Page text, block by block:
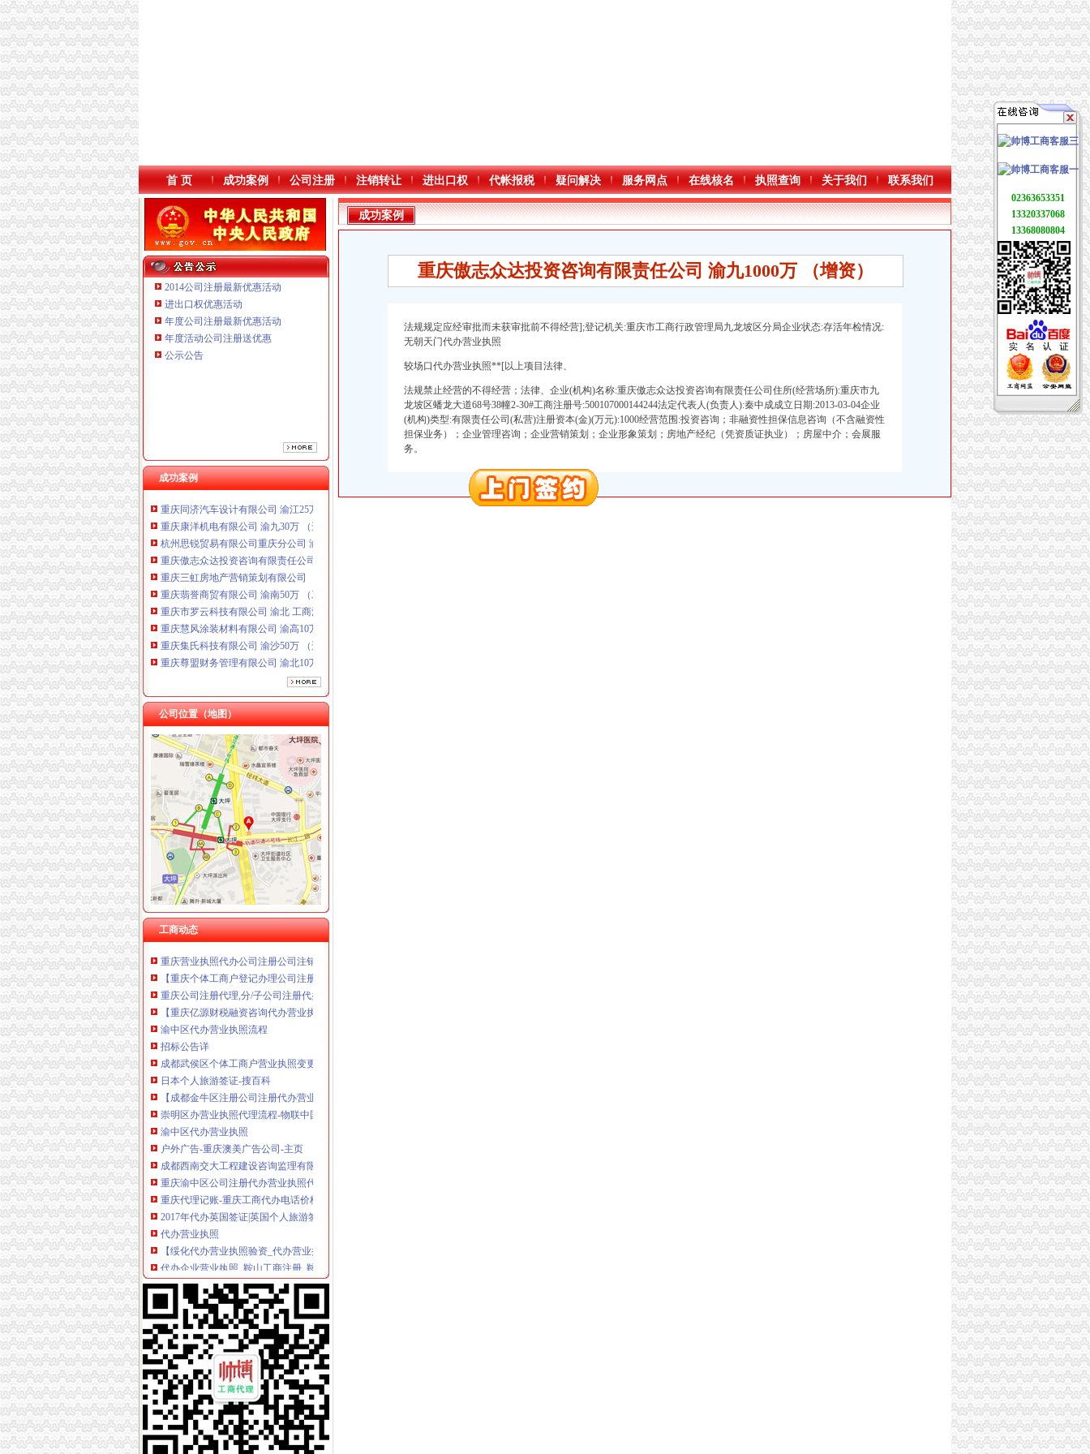
首 页 成功案例 公司注册 注销转让 进出口权 代帐报税 疑问解决 服务网点 在线核名 执照查询 关于我们 联系我们
2014公司注册最新优惠活动
进出口权优惠活动
年度公司注册最新优惠活动
年度活动公司注册送优惠
公示公告
成功案例
重庆傲志众达投资咨询有限责任公司 渝九1000万 （增资）
重庆集氏科技有限公司 渝沙50万 （进出口权）
重庆尊盟财务管理有限公司 渝北10万 （工商注册）
重庆瑾崇进出口贸易有限公司 渝中100万 （进出口权）
重庆同济汽车设计有限公司 渝江25万 （工商注册）
重庆康洋机电有限公司 渝九30万 （进出口权）
杭州思锐贸易有限公司重庆分公司 渝中 （工商注册）
重庆傲志众达投资咨询有限责任公司 渝九1000万 （增资）
重庆三虹房地产营销策划有限公司
重庆翡誉商贸有限公司 渝南50万 （工商注册）
重庆市罗云科技有限公司 渝北 工商注册
重庆慧风涂装材料有限公司 渝高10万 （工商注册）
重庆集氏科技有限公司 渝沙50万 （进出口权）
重庆尊盟财务管理有限公司 渝北10万 （工商注册）
重庆瑾崇进出口贸易有限公司 渝中100万 （进出口权）
重庆同济汽车设计有限公司 渝江25万 （工商注册）
重庆康洋机电有限公司 渝九30万 （进出口权）
杭州思锐贸易有限公司重庆分公司 渝中 （工商注册）
公司位置（地图）
工商动态
渝中区较场口
求助大家渝中区较场口哪里有健身室-潮流消费-重庆购物狂
重庆茶室_重庆渝中区茶室_重庆渝中区茶室较场口_重庆渝中区较场口
【2015年渝中区较场口社区卫生服务站新招聘信息_电话_地址】-赶
楠天会：#突发#渝中区较场口得
【渝中区解放碑较场口得意世界对面精装大3房采】-渝中较场口易登网
大坪代办营业执照
重庆公司注册营业执照代办公司注销及变更
重庆营业执照代办公司注册公司注销及变更
【重庆个体工商户登记办理公司注册代办营业执照】重庆营业执照
重庆公司注册代理,分/子公司注册代办,重庆代理工商注册营业执照变
【重庆亿源财税融资咨询代办营业执照营业哪家比较好】价格,厂家,
渝中区代办营业执照流程
招标公告详
成都武侯区个体工商户营业执照变更代理流程-东风热线
日本个人旅游签证-搜百科
【成都金牛区注册公司注册代办营业执照的流程及费用？】-金牛抚琴
崇明区办营业执照代理流程-物联中国
渝中区代办营业执照
户外广告-重庆澳美广告公司-主页
成都西南交大工程建设咨询监理有限责任公司重庆分公司-主页
重庆渝中区公司注册代办营业执照代办_客集齐网
重庆代理记账-重庆工商代办电话价格-重庆营业执照代办-重庆注册公司-
2017年代办英国签证|英国个人旅游签证|英国商务签证
代办营业执照
【绥化代办营业执照验资_代办营业执照税务登记_代办个体营业执照】
代办企业营业执照_鞍山工商注册_鞍山列表网
深圳代办公司注册流程_办理营业执照多少钱_怎么注册公司_代理个体
代办营业执照|徐州代办公司注册-徐州福榉企业管理咨询
代办营业执照找升平会计公司【今日推荐网】
渝中区较场口
求助大家渝中区较场口哪里有健身室-潮流消费-重庆购物狂
重庆茶室_重庆渝中区茶室_重庆渝中区茶室较场口_重庆渝中区较场口
【2015年渝中区较场口社区卫生服务站新招聘信息_电话_地址】-赶
楠天会：#突发#渝中区较场口得
【渝中区解放碑较场口得意世界对面精装大3房采】-渝中较场口易登网
大坪代办营业执照
重庆公司注册营业执照代办公司注销及变更
成功案例
重庆傲志众达投资咨询有限责任公司 渝九1000万 （增资）
法规规定应经审批而未获审批前不得经营];登记机关:重庆市工商行政管理局九龙坡区分局企业状态:存活年检情况:
无朝天门代办营业执照
较场口代办营业执照**[以上项目法律、
法规禁止经营的不得经营；法律、企业(机构)名称:重庆傲志众达投资咨询有限责任公司住所(经营场所):重庆市九
龙坡区蟠龙大道68号38幢2-30#工商注册号:500107000144244法定代表人(负责人):秦中成成立日期:2013-03-04企业
(机构)类型:有限责任公司(私营)注册资本(金)(万元):1000经营范围:投资咨询；非融资性担保信息咨询（不含融资性
担保业务）；企业管理咨询；企业营销策划；企业形象策划；房地产经纪（凭资质证执业）；房屋中介；会展服
务。
02363653351
13320337068
13368080804